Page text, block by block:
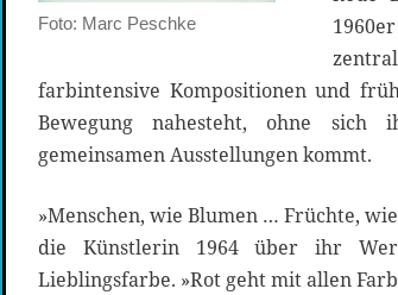
Foto: Marc Peschke
farbintensive Kompositionen und
Bewegung nahesteht, ohne
gemeinsamen Ausstellungen kommt.
»Menschen, wie Blumen … Früchte,
die Künstlerin 1964 über ihr
Lieblingsfarbe. »Rot geht mit allen